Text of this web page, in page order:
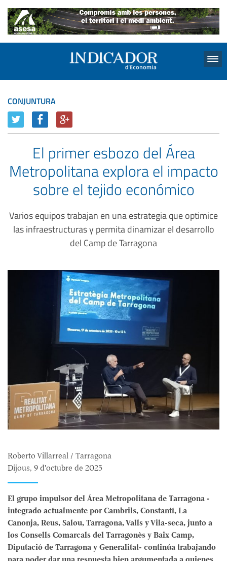
CONJUNTURA
El primer esbozo del Área
Metropolitana explora el impacto
sobre el tejido económico
Varios equipos trabajan en una estrategia que optimice
las infraestructuras y permita dinamizar el desarrollo
del Camp de Tarragona
Roberto Villarreal / Tarragona
Dijous, 9 d'octubre de 2025
El grupo impulsor del Área Metropolitana de Tarragona -
integrado actualmente por Cambrils, Constantí, La
Canonja, Reus, Salou, Tarragona, Valls y Vila-seca, junto a
los Consells Comarcals del Tarragonès y Baix Camp,
Diputació de Tarragona y Generalitat- continúa trabajando